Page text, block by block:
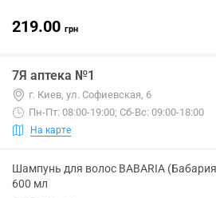
219.00 грн
7Я аптека №1
г. Киев, ул. Софиевская, 6
Пн-Пт: 08:00-19:00; Сб-Вс: 09:00-18:00
На карте
Шампунь для волос BABARIA
600 мл